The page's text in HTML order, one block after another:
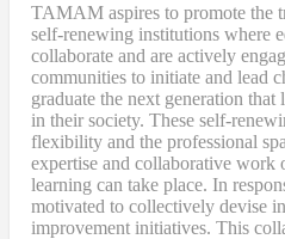
TAMAM aspires to promote the
self-renewing institutions where
collaborate and are actively
communities to initiate and lead
graduate the next generation
in their society. These self-
flexibility and the professional
expertise and collaborative work
learning can take place. In
motivated to collectively devise
improvement initiatives. This